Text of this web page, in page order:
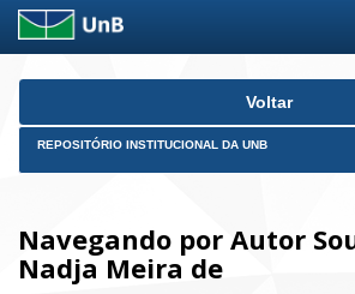
Skip
Voltar
REPOSITÓRIO INSTITUCIONAL DA UNB
Navegando por Autor
Nadja Meira de